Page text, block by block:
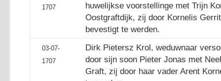
1707
huwelijkse voorstellinge met Trijn
Oostgraftdijk, zij door Kornelis
bevestigt te werden.
03-07-
1707
Dirk Pietersz Krol, weduwnaar
door sijn soon Pieter Jonas met
Graft, zij door haar vader Arent